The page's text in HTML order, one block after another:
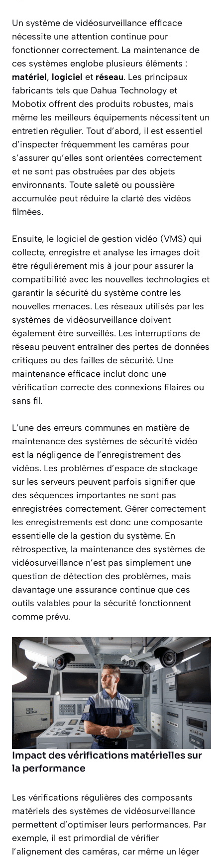
Un système de vidéosurveillance efficace
nécessite une attention continue pour
fonctionner correctement. La maintenance de
ces systèmes englobe plusieurs éléments :
matériel, logiciel et réseau. Les principaux
fabricants tels que Dahua Technology et
Mobotix offrent des produits robustes, mais
même les meilleurs équipements nécessitent un
entretien régulier. Tout d’abord, il est essentiel
d’inspecter fréquemment les caméras pour
s’assurer qu’elles sont orientées correctement
et ne sont pas obstruées par des objets
environnants. Toute saleté ou poussière
accumulée peut réduire la clarté des vidéos
filmées.
Ensuite, le logiciel de gestion vidéo (VMS) qui
collecte, enregistre et analyse les images doit
être régulièrement mis à jour pour assurer la
compatibilité avec les nouvelles technologies et
garantir la sécurité du système contre les
nouvelles menaces. Les réseaux utilisés par les
systèmes de vidéosurveillance doivent
également être surveillés. Les interruptions de
réseau peuvent entraîner des pertes de données
critiques ou des failles de sécurité. Une
maintenance efficace inclut donc une
vérification correcte des connexions filaires ou
sans fil.
L’une des erreurs communes en matière de
maintenance des systèmes de sécurité vidéo
est la négligence de l’enregistrement des
vidéos. Les problèmes d’espace de stockage
sur les serveurs peuvent parfois signifier que
des séquences importantes ne sont pas
enregistrées correctement. Gérer correctement
les enregistrements est donc une composante
essentielle de la gestion du système. En
rétrospective, la maintenance des systèmes de
vidéosurveillance n’est pas simplement une
question de détection des problèmes, mais
davantage une assurance continue que ces
outils valables pour la sécurité fonctionnent
comme prévu.
Impact des vérifications matérielles sur
la performance
Les vérifications régulières des composants
matériels des systèmes de vidéosurveillance
permettent d’optimiser leurs performances. Par
exemple, il est primordial de vérifier
l’alignement des caméras, car même un léger